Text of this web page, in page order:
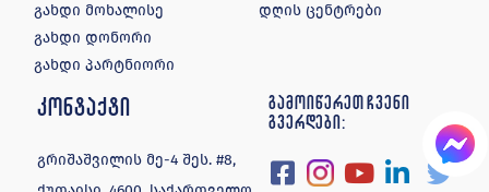
გახდი მოხალისე
გახდი დონორი
გახდი პარტნიორი
დღის ცენტრები
კონტაქტი
გრიშაშვილის მე-4 შეს. #8,
გამოიწერეთ ჩვენი
გვერდები: